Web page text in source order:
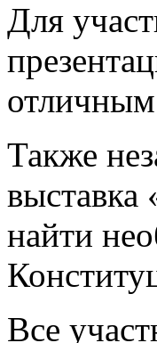
Для
отличным
Также
выставка
найти
Все